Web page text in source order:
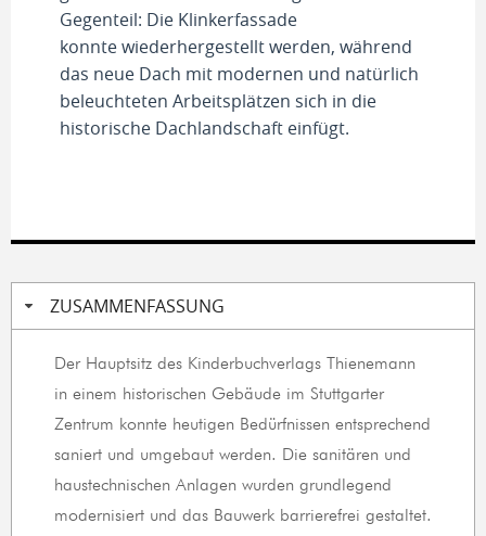
Gegenteil: Die Klinkerfassade
konnte wiederhergestellt werden, während
das neue Dach mit modernen und natürlich
beleuchteten Arbeitsplätzen sich in die
historische Dachlandschaft einfügt.
ZUSAMMENFASSUNG
Der Hauptsitz des Kinderbuchverlags Thienemann
in einem historischen Gebäude im Stuttgarter
Zentrum konnte heutigen Bedürfnissen entsprechend
saniert und umgebaut werden. Die sanitären und
haustechnischen Anlagen wurden grundlegend
modernisiert und das Bauwerk barrierefrei gestaltet.